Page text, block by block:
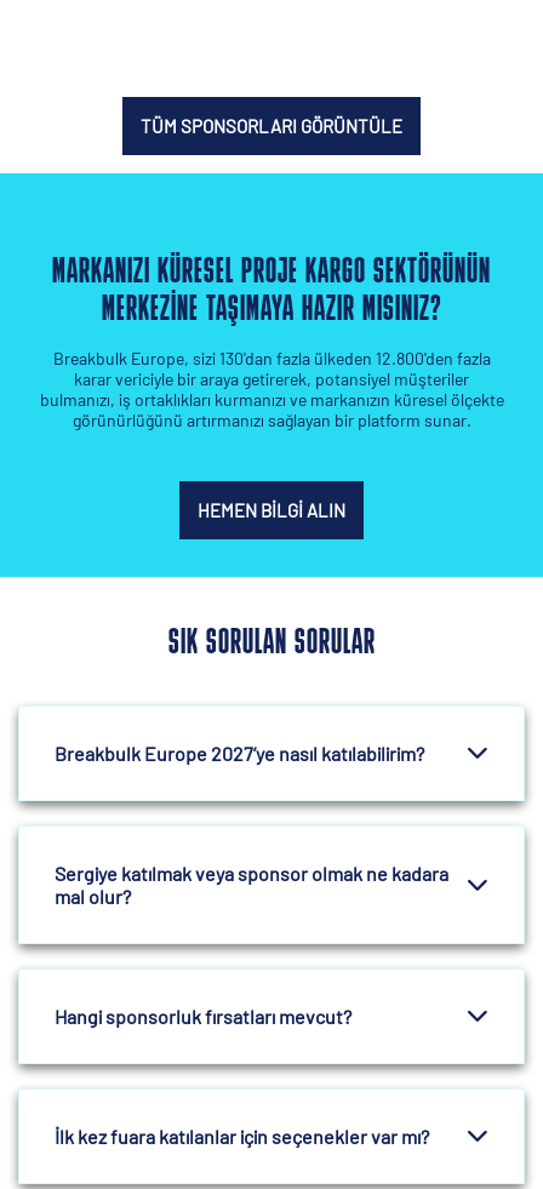
TÜM SPONSORLARI GÖRÜNTÜLE
MARKANIZI KÜRESEL PROJE KARGO SEKTÖRÜNÜN
MERKEZINE TAŞIMAYA HAZIR MISINIZ?
Breakbulk Europe, sizi 130'dan fazla ülkeden 12.800'den fazla
karar vericiyle bir araya getirerek, potansiyel müşteriler
bulmanızı, iş ortaklıkları kurmanızı ve markanızın küresel ölçekte
görünürlüğünü artırmanızı sağlayan bir platform sunar.
HEMEN BILGI ALIN
SIK SORULAN SORULAR
Breakbulk Europe 2027’ye nasıl katılabilirim?
Sergiye katılmak veya sponsor olmak ne kadara
mal olur?
Hangi sponsorluk fırsatları mevcut?
İlk kez fuara katılanlar için seçenekler var mı?